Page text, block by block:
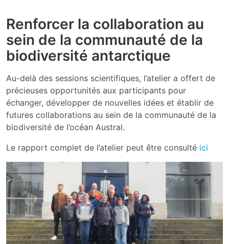
Renforcer la collaboration au
sein de la communauté de la
biodiversité antarctique
Au-delà des sessions scientifiques, l’atelier a offert de
précieuses opportunités aux participants pour
échanger, développer de nouvelles idées et établir de
futures collaborations au sein de la communauté de la
biodiversité de l’océan Austral.
Le rapport complet de l’atelier peut être consulté ici